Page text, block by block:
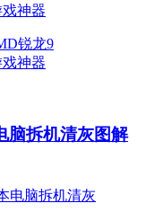
脑拆机清灰图解